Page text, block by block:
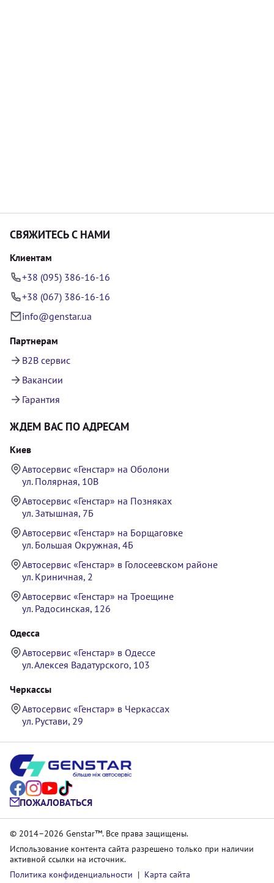
СВЯЖИТЕСЬ С НАМИ
Клиентам
+38 (095) 386-16-16
+38 (067) 386-16-16
info@genstar.ua
Партнерам
B2B сервис
Вакансии
Гарантия
ЖДЕМ ВАС ПО АДРЕСАМ
Киев
Автосервис «Генстар» на Оболони
ул. Полярная, 10В
Автосервис «Генстар» на Позняках
ул. Затышная, 7Б
Автосервис «Генстар» на Борщаговке
ул. Большая Окружная, 4Б
Автосервис «Генстар» в Голосеевском районе
ул. Криничная, 2
Автосервис «Генстар» на Троещине
ул. Радосинская, 126
Одесса
Автосервис «Генстар» в Одессе
ул. Алексея Вадатурского, 103
Черкассы
Автосервис «Генстар» в Черкассах
ул. Рустави, 29
ПОЖАЛОВАТЬСЯ
© 2014–2026 Genstar™. Все права защищены.
Использование контента сайта разрешено только при наличии
активной ссылки на источник.
Политика конфиденциальности | Карта сайта